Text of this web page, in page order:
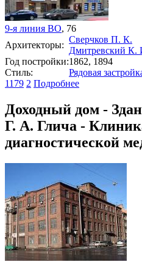
9-я линия ВО, 76
Архитекторы:
Сверчков П. К.
Дмитревский К.
Год постройки:1862, 1894
Стиль:
Рядовая
1179 2 Подробнее
Доходный дом -
Г. А. Глича -
диагностической